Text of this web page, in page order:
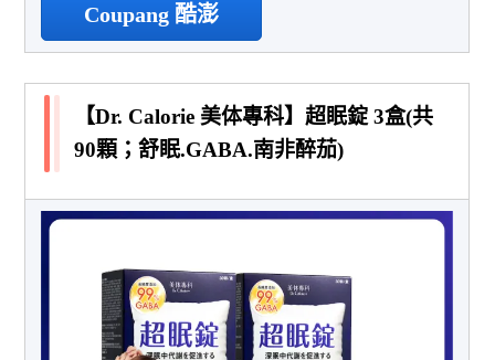
Coupang 酷澎
【Dr. Calorie 美体專科】超眠錠 3盒(共
90顆；舒眠.GABA.南非醉茄)